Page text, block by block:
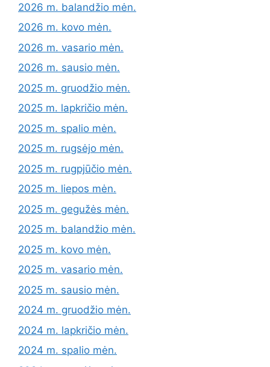
2026 m. balandžio mėn.
2026 m. kovo mėn.
2026 m. vasario mėn.
2026 m. sausio mėn.
2025 m. gruodžio mėn.
2025 m. lapkričio mėn.
2025 m. spalio mėn.
2025 m. rugsėjo mėn.
2025 m. rugpjūčio mėn.
2025 m. liepos mėn.
2025 m. gegužės mėn.
2025 m. balandžio mėn.
2025 m. kovo mėn.
2025 m. vasario mėn.
2025 m. sausio mėn.
2024 m. gruodžio mėn.
2024 m. lapkričio mėn.
2024 m. spalio mėn.